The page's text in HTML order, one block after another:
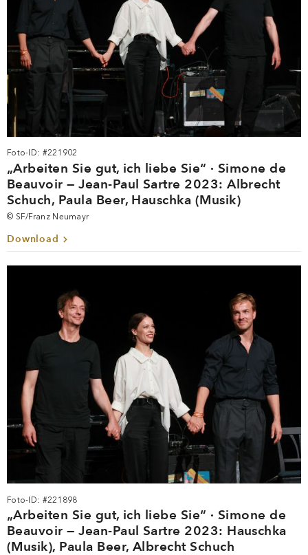
Foto-ID: #221902
„Arbeiten Sie gut, ich liebe Sie“ · Simone de
Beauvoir — Jean-Paul Sartre 2023: Albrecht
Schuch, Paula Beer, Hauschka (Musik)
© SF/Franz Neumayr
Download
Foto-ID: #221898
„Arbeiten Sie gut, ich liebe Sie“ · Simone de
Beauvoir — Jean-Paul Sartre 2023: Hauschka
(Musik), Paula Beer, Albrecht Schuch